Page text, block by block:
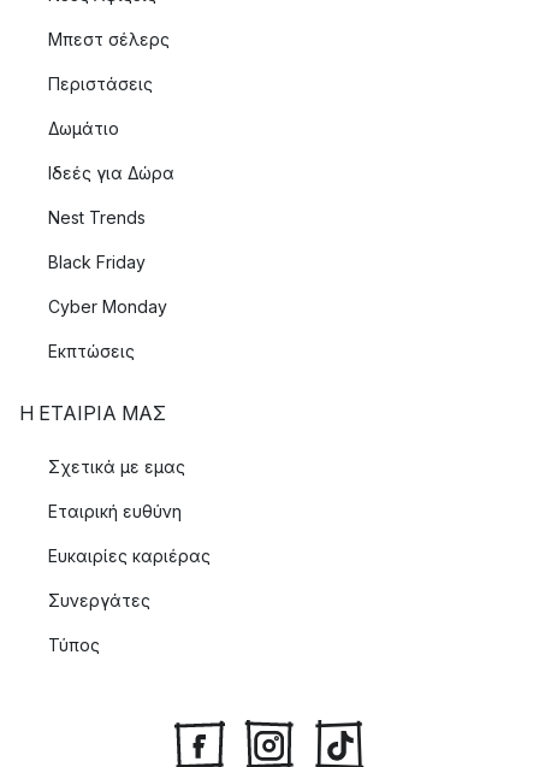
Μπεστ σέλερς
Περιστάσεις
Δωμάτιο
Ιδεές για Δώρα
Nest Trends
Black Friday
Cyber Monday
Εκπτώσεις
Η ΕΤΑΊΡΙΑ ΜΑΣ
Σχετικά με εμας
Εταιρική ευθύνη
Ευκαιρίες καριέρας
Συνεργάτες
Τύπος